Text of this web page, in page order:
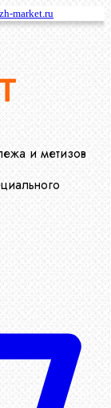
market.ru
и метизов